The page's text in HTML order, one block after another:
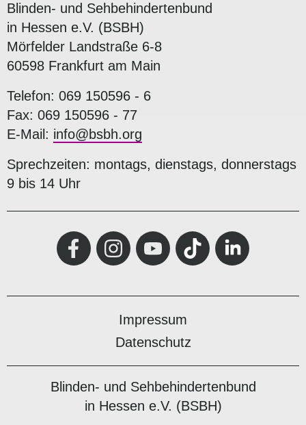
Blinden- und Sehbehindertenbund
in Hessen e.V. (BSBH)
Mörfelder Landstraße 6-8
60598 Frankfurt am Main
Telefon: 069 150596 - 6
Fax: 069 150596 - 77
E-Mail: info@bsbh.org
Sprechzeiten: montags, dienstags, donnerstags
9 bis 14 Uhr
Impressum
Datenschutz
Blinden- und Sehbehindertenbund
in Hessen e.V. (BSBH)